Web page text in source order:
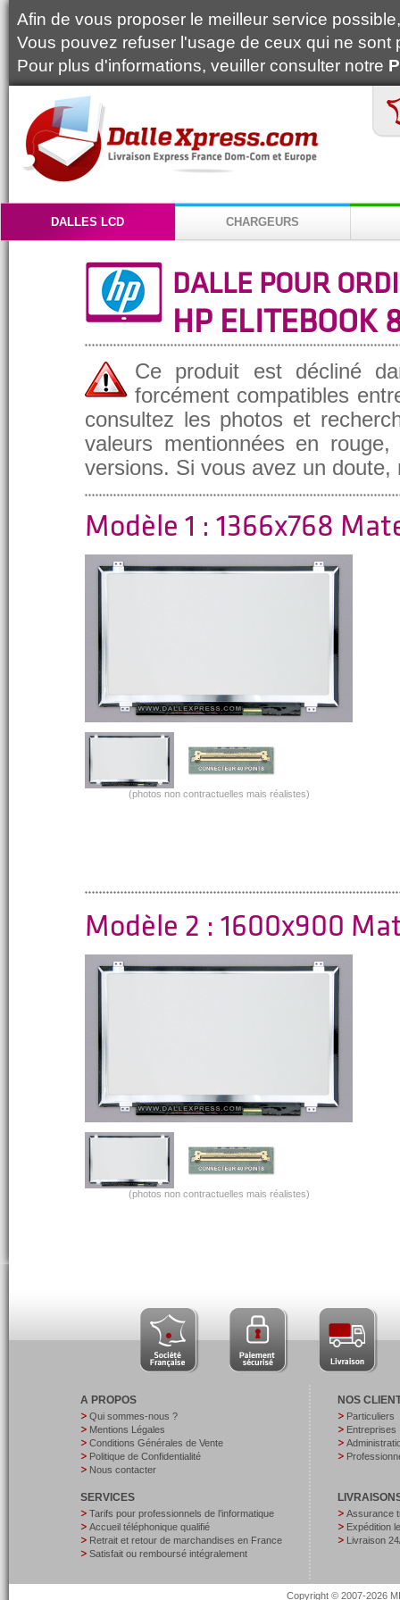
Afin de vous proposer le meilleur service
Vous pouvez refuser l'usage de ceux qui ne
Pour plus d'informations, veuiller consulter notre
DALLES LCD CHARGEURS
DALLE POUR
HP ELITEBOOK
Ce produit est décliné
forcément compatibles
consultez les photos et
valeurs mentionnées en
versions. Si vous avez un
Modèle 1 : 1366x768
(photos non contractuelles mais réalistes)
Modèle 2 : 1600x900
(photos non contractuelles mais réalistes)
A PROPOS
Qui sommes-nous ?
Mentions Légales
Conditions Générales de Vente
Politique de Confidentialité
Nous contacter
SERVICES
Tarifs pour professionnels de l’informatique
Accueil téléphonique qualifié
Retrait et retour de marchandises en France
Satisfait ou remboursé intégralement
NOS
Particuliers
Entreprises
Assurance
Expédition
Livraison
Copyright © 2007-2026